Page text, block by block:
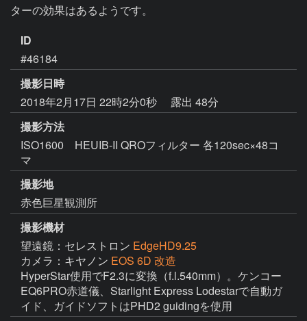
ターの効果はあるようです。
ID
#46184
撮影日時
2018年2月17日 22時2分0秒
露出 48分
撮影方法
ISO1600 HEUIB-II QROフィルター 各120sec×48コ
マ
撮影地
赤色巨星観測所
撮影機材
望遠鏡：セレストロン EdgeHD9.25
カメラ：キヤノン EOS 6D 改造
HyperStar使用でF2.3に変換（f.l.540mm）。ケンコー
EQ6PRO赤道儀、Starlight Express Lodestarで自動ガ
イド、ガイドソフトはPHD2 guidingを使用